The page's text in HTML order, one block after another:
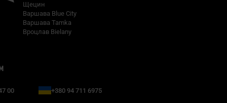
Щецин
Варшава Blue City
Варшава Tamka
Вроцлав Bielany
00 +380 94 711 6975